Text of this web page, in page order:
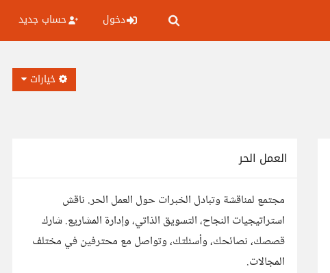
دخول حساب جديد
خيارات
العمل الحر
مجتمع لمناقشة وتبادل الخبرات حول العمل الحر. ناقش
استراتيجيات النجاح، التسويق الذاتي، وإدارة المشاريع. شارك
قصصك، نصائحك، وأسئلتك، وتواصل مع محترفين في مختلف
المجالات.